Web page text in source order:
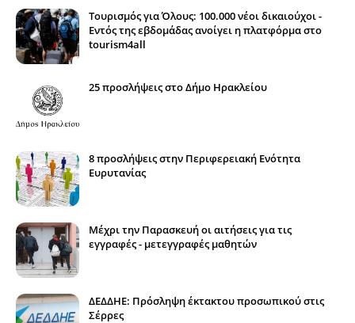
Τουρισμός για Όλους: 100.000 νέοι δικαιούχοι -
Εντός της εβδομάδας ανοίγει η πλατφόρμα στο
tourism4all
25 προσλήψεις στο Δήμο Ηρακλείου
8 προσλήψεις στην Περιφερειακή Ενότητα
Ευρυτανίας
Μέχρι την Παρασκευή οι αιτήσεις για τις
εγγραφές - μετεγγραφές μαθητών
ΔΕΔΔΗΕ: Πρόσληψη έκτακτου προσωπικού στις
Σέρρες